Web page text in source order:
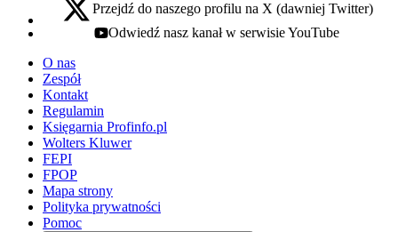
x - otwiera się w nowej karcie
Przejdź do naszego profilu na X (dawniej Twitter)
youtube - otwiera się w nowej karcie
Odwiedź nasz kanał w serwisie YouTube
O nas
Zespół
Kontakt
Regulamin
Księgarnia Profinfo.pl
Wolters Kluwer
FEPI
FPOP
Mapa strony
Polityka prywatności
Pomoc